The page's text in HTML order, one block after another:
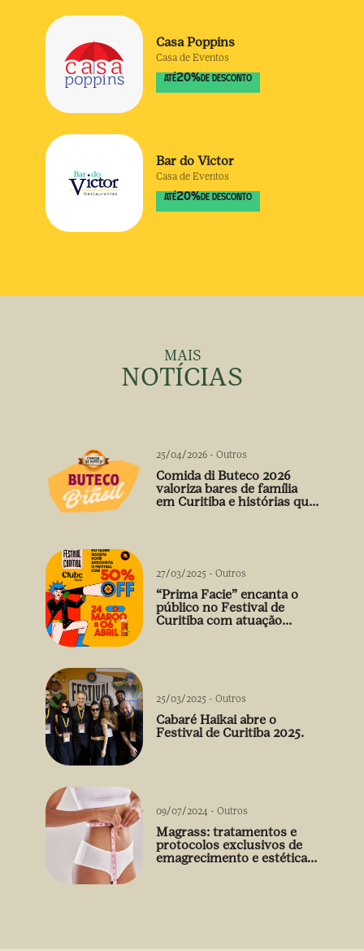
Casa Poppins
Casa de Eventos
ATÉ20% DE DESCONTO
Bar do Victor
Casa de Eventos
ATÉ20% DE DESCONTO
MAIS
NOTÍCIAS
25/04/2026 - Outros
Comida di Buteco 2026
valoriza bares de família
em Curitiba e histórias que
27/03/2025 - Outros
“Prima Facie” encanta o
público no Festival de
Curitiba com atuação
25/03/2025 - Outros
Cabaré Haikai abre o
Festival de Curitiba 2025.
09/07/2024 - Outros
Magrass: tratamentos e
protocolos exclusivos de
emagrecimento e estética